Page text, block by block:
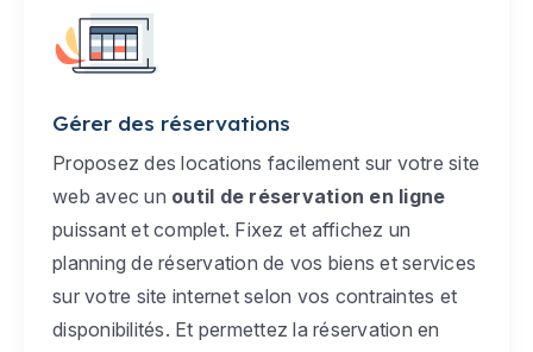
Gérer des réservations
Proposez des locations facilement sur votre site
web avec un outil de réservation en ligne
puissant et complet. Fixez et affichez un
planning de réservation de vos biens et services
sur votre site internet selon vos contraintes et
disponibilités. Et permettez la réservation en